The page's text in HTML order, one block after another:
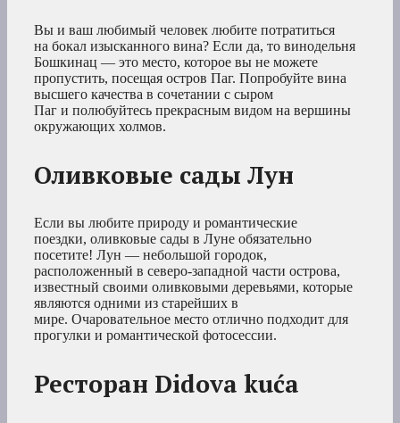
Вы и ваш любимый человек любите потратиться
на бокал изысканного вина? Если да, то винодельня
Бошкинац — это место, которое вы не можете
пропустить, посещая остров Паг. Попробуйте вина
высшего качества в сочетании с сыром
Паг и полюбуйтесь прекрасным видом на вершины
окружающих холмов.
Оливковые сады Лун
Если вы любите природу и романтические
поездки, оливковые сады в Луне обязательно
посетите! Лун — небольшой городок,
расположенный в северо-западной части острова,
известный своими оливковыми деревьями, которые
являются одними из старейших в
мире. Очаровательное место отлично подходит для
прогулки и романтической фотосессии.
Ресторан Didova kuća